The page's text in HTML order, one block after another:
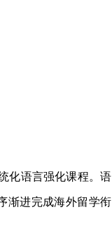
化语言强化课程。语
渐进完成海外留学衔